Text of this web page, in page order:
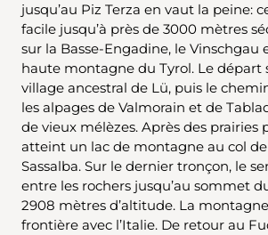
jusqu’au Piz Terza en vaut la peine:
facile jusqu’à près de 3000 mètres
sur la Basse-Engadine, le Vinschgau
haute montagne du Tyrol. Le départ
village ancestral de Lü, puis le
les alpages de Valmorain et de
de vieux mélèzes. Après des prairies
atteint un lac de montagne au col
Sassalba. Sur le dernier tronçon, le
entre les rochers jusqu’au sommet
2908 mètres d’altitude. La
frontière avec l’Italie. De retour au